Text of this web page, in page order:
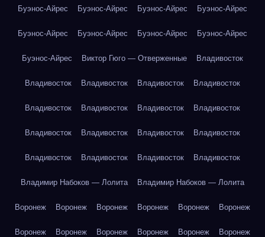
Буэнос-Айрес Буэнос-Айрес Буэнос-Айрес Буэнос-Айрес
Буэнос-Айрес Буэнос-Айрес Буэнос-Айрес Буэнос-Айрес
Буэнос-Айрес Виктор Гюго — Отверженные Владивосток
Владивосток Владивосток Владивосток Владивосток
Владивосток Владивосток Владивосток Владивосток
Владивосток Владивосток Владивосток Владивосток
Владивосток Владивосток Владивосток Владивосток
Владимир Набоков — Лолита Владимир Набоков — Лолита
Воронеж Воронеж Воронеж Воронеж Воронеж Воронеж
Воронеж Воронеж Воронеж Воронеж Воронеж Воронеж